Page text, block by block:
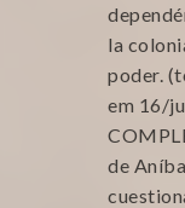
la
poder.
em 16/
de